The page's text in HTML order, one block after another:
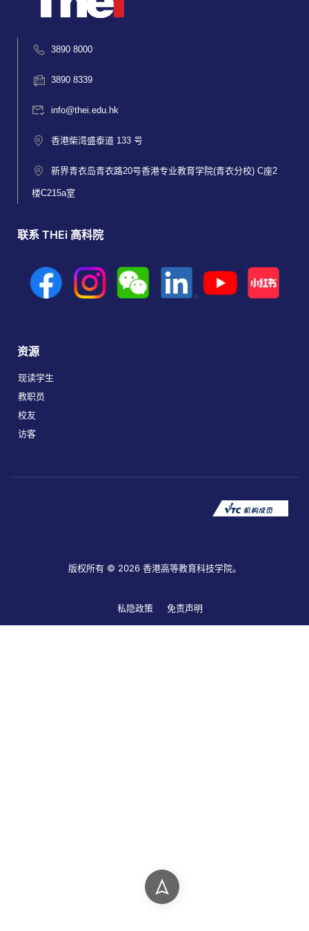
3890 8000
3890 8339
info@thei.edu.hk
香港柴湾盛泰道 133 号
新界青衣岛青衣路20号香港专业教育学院(青衣分校) C座2
楼C215a室
联系 THEi 高科院
资源
现读学生
教职员
校友
访客
版权所有 © 2026 香港高等教育科技学院。
私隐政策 免责声明